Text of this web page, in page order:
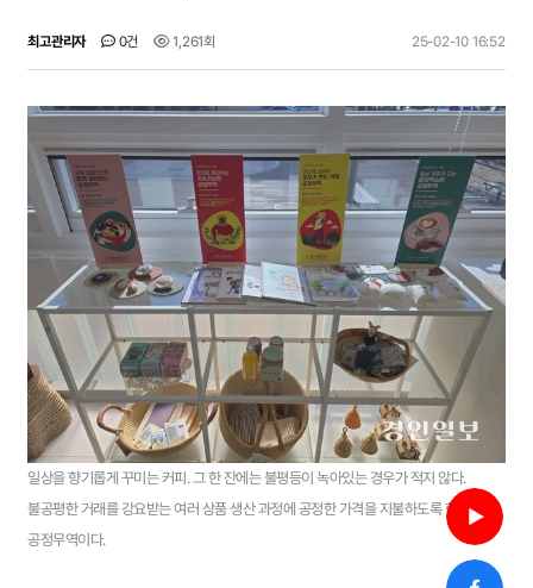
최고관리자 0건 1,261회 25-02-10 16:52
일상을 향기롭게 꾸미는 커피. 그 한 잔에는 불평등이 녹아있는 경우가 적지 않다.
불공평한 거래를 강요받는 여러 상품 생산 과정에 공정한 가격을 지불하도록 한 것이
공정무역이다.